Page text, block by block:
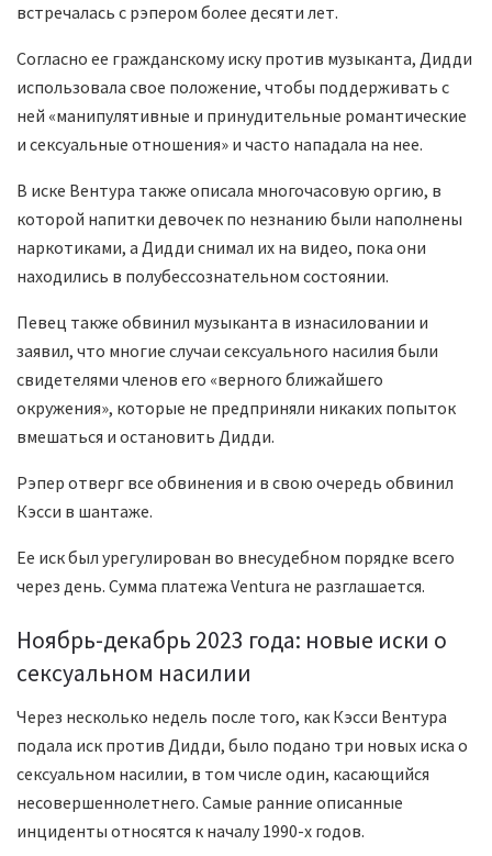
встречалась с рэпером более десяти лет.
Согласно ее гражданскому иску против музыканта, Дидди
использовала свое положение, чтобы поддерживать с
ней «манипулятивные и принудительные романтические
и сексуальные отношения» и часто нападала на нее.
В иске Вентура также описала многочасовую оргию, в
которой напитки девочек по незнанию были наполнены
наркотиками, а Дидди снимал их на видео, пока они
находились в полубессознательном состоянии.
Певец также обвинил музыканта в изнасиловании и
заявил, что многие случаи сексуального насилия были
свидетелями членов его «верного ближайшего
окружения», которые не предприняли никаких попыток
вмешаться и остановить Дидди.
Рэпер отверг все обвинения и в свою очередь обвинил
Кэсси в шантаже.
Ее иск был урегулирован во внесудебном порядке всего
через день. Сумма платежа Ventura не разглашается.
Ноябрь-декабрь 2023 года: новые иски о
сексуальном насилии
Через несколько недель после того, как Кэсси Вентура
подала иск против Дидди, было подано три новых иска о
сексуальном насилии, в том числе один, касающийся
несовершеннолетнего. Самые ранние описанные
инциденты относятся к началу 1990-х годов.